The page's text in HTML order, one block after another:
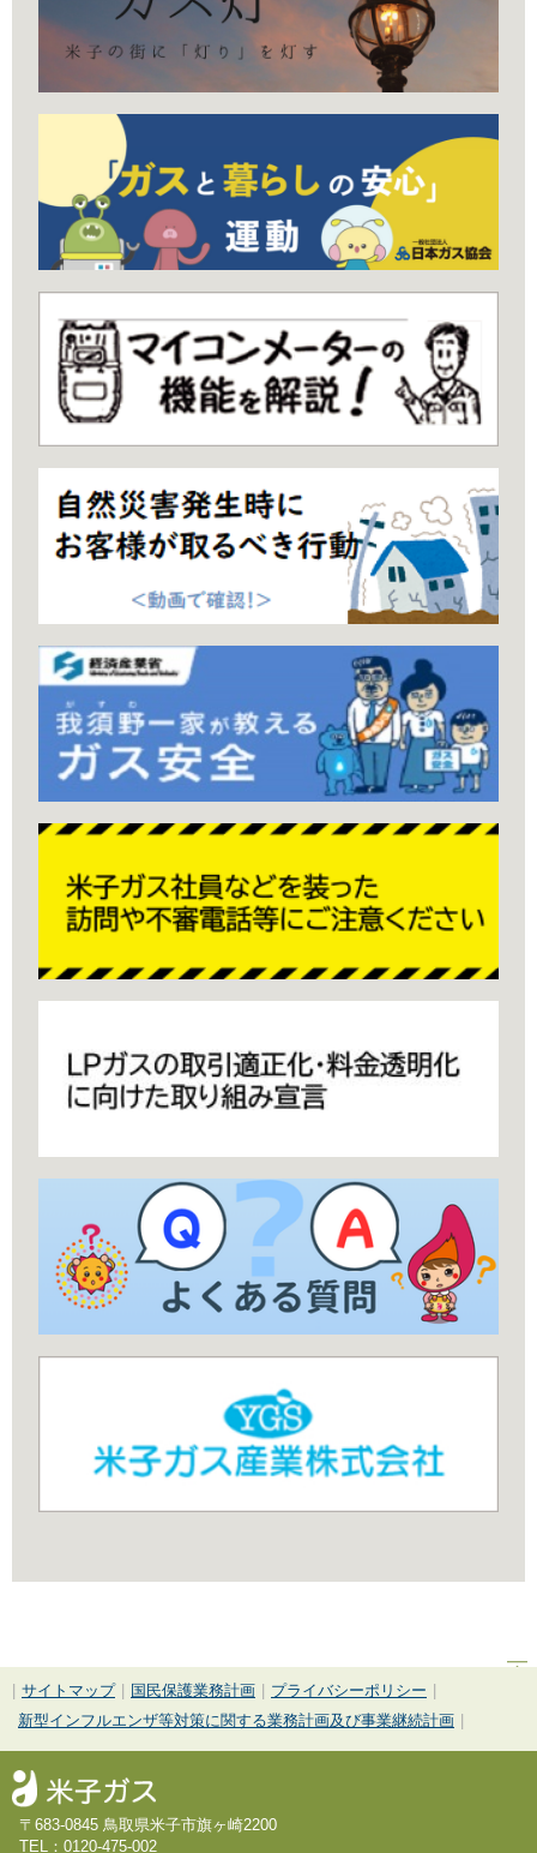
| サイトマップ | 国民保護業務計画 | プライバシーポリシー |
新型インフルエンザ等対策に関する業務計画及び事業継続計画 |
〒683-0845 鳥取県米子市旗ヶ崎2200
TEL：0120-475-002